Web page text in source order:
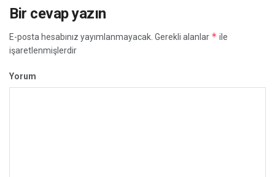
Bir cevap yazın
E-posta hesabınız yayımlanmayacak. Gerekli alanlar * ile
işaretlenmişlerdir
Yorum